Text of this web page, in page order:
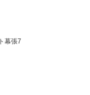
で着実にファンを増
経営計画では成長戦
のステージ。
新しい社会インフラへ
幕張7